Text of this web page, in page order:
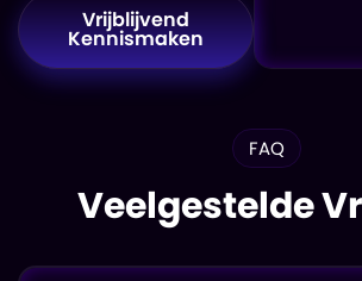
Vrijblijvend
Kennismaken
FAQ
Veelgestelde